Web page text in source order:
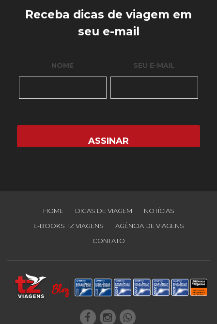
Receba dicas de viagem em
seu e-mail
NOME SEU E-MAIL
HOME DICAS DE VIAGEM
NOTÍCIAS
E-BOOKS TZ VIAGENS
AGÊNCIA DE VIAGENS
CONTATO